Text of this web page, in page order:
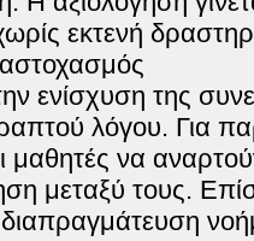
εκτενή
ενίσχυση της
λόγου. Για
να
μεταξύ τους.